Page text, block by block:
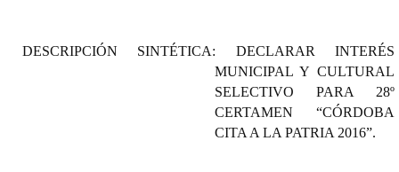
Programas
DESCRIPCIÓN SINTÉTICA: DECLARAR INTERÉS
MUNICIPAL Y CULTURAL
SELECTIVO PARA 28º
CERTAMEN “CÓRDOBA
CITA A LA PATRIA 2016”.